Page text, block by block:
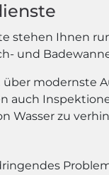
stehen Ihnen
und
auch
Wasser zu